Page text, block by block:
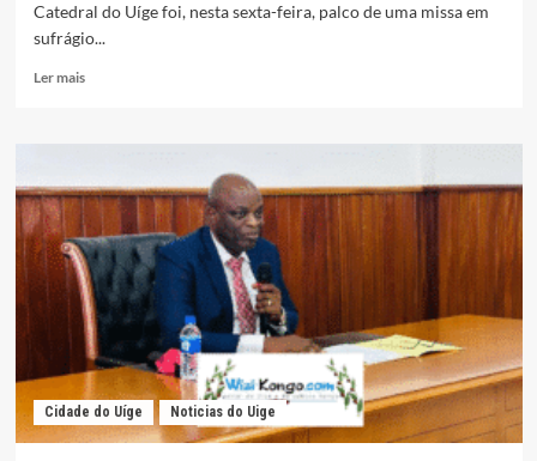
Catedral do Uíge foi, nesta sexta-feira, palco de uma missa em
sufrágio...
Ler maisLeia
SE
AOS
CATÓLICOS
EM
MISSA
DE
SUFRÁGIO
DE
HOMENAGEM
DO
PAPA
FRANCISCO
Cidade do Uíge Noticias do Uige